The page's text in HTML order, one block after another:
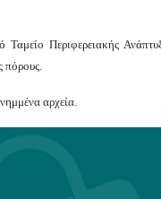
Περιφερειακής
αρχεία.